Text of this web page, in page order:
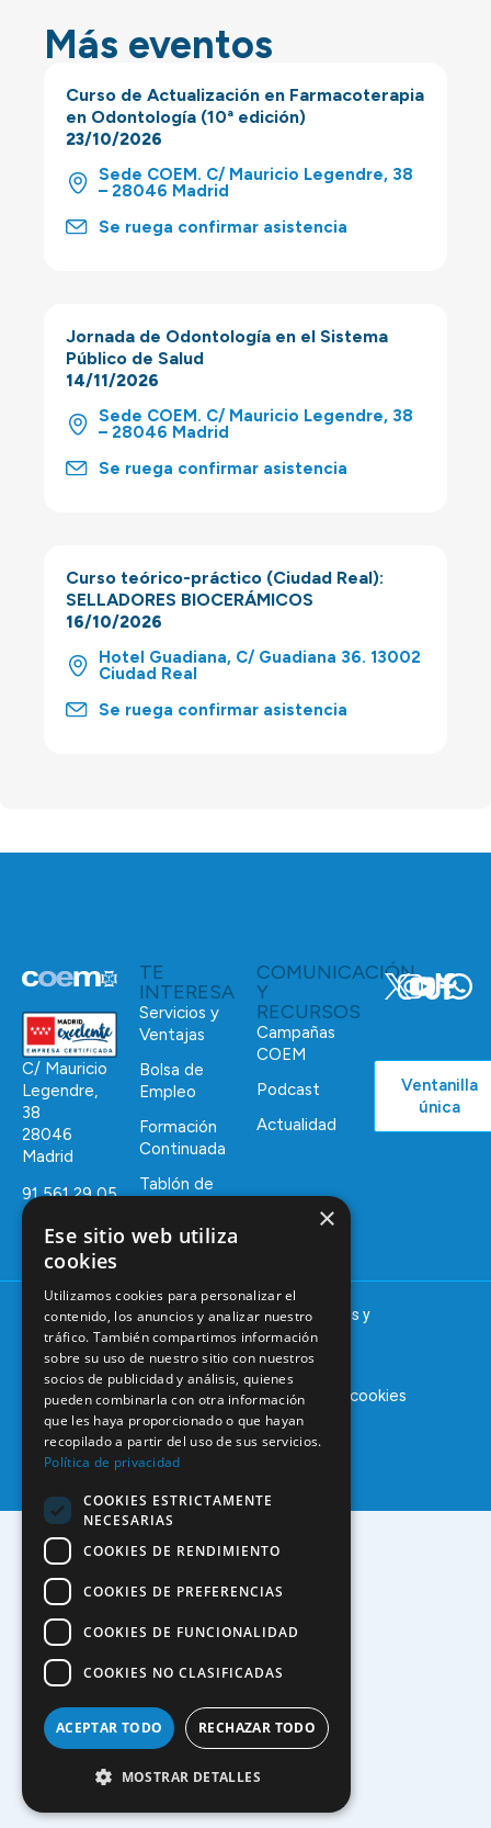
Más eventos
Curso de Actualización en Farmacoterapia
en Odontología (10ª edición)
23/10/2026
Sede COEM. C/ Mauricio Legendre, 38
– 28046 Madrid
Se ruega confirmar asistencia
Jornada de Odontología en el Sistema
Público de Salud
14/11/2026
Sede COEM. C/ Mauricio Legendre, 38
– 28046 Madrid
Se ruega confirmar asistencia
Curso teórico-práctico (Ciudad Real):
SELLADORES BIOCERÁMICOS
16/10/2026
Hotel Guadiana, C/ Guadiana 36. 13002
Ciudad Real
Se ruega confirmar asistencia
C/ Mauricio
Legendre,
38
28046
Madrid
91 561 29 05
informacion@coem.org.es
TE
INTERESA
Servicios y
Ventajas
Bolsa de
Empleo
Formación
Continuada
Tablón de
COMUNICACIÓN
Y
RECURSOS
Campañas
COEM
Podcast
Actualidad
Ventanilla
única
© 2025 – COEM – Colegio Oficial de Odontólogos y
Estomatólogos de la I región
Aviso legalPolítica de privacidadPolítica de cookies
×
Ese sitio web utiliza
cookies
Utilizamos cookies para personalizar el
contenido, los anuncios y analizar nuestro
tráfico. También compartimos información
sobre su uso de nuestro sitio con nuestros
socios de publicidad y análisis, quienes
pueden combinarla con otra información
que les haya proporcionado o que hayan
recopilado a partir del uso de sus servicios.
Política de privacidad
COOKIES ESTRICTAMENTE
NECESARIAS
COOKIES DE RENDIMIENTO
COOKIES DE PREFERENCIAS
COOKIES DE FUNCIONALIDAD
COOKIES NO CLASIFICADAS
ACEPTAR TODO RECHAZAR TODO
MOSTRAR DETALLES